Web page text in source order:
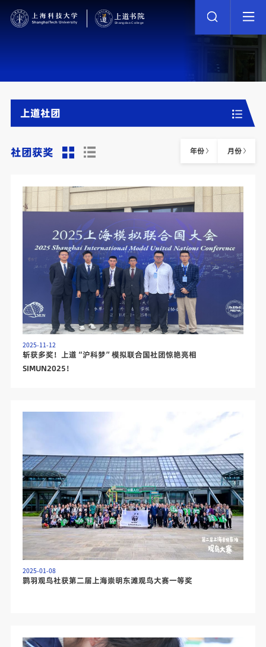
上道社团
社团获奖 年份 月份
2025-11-12
斩获多奖！上道“沪科梦”模拟联合国社团惊艳亮相
SIMUN2025！
2025-01-08
鹮羽观鸟社获第二届上海崇明东滩观鸟大赛一等奖